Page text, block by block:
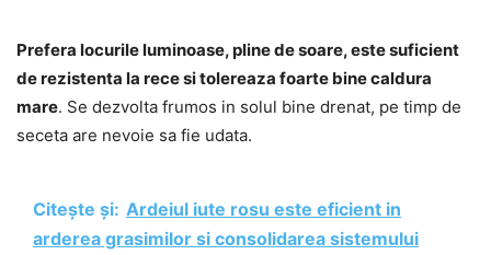
Prefera locurile luminoase, pline de soare, este suficient
de rezistenta la rece si tolereaza foarte bine caldura
mare. Se dezvolta frumos in solul bine drenat, pe timp de
seceta are nevoie sa fie udata.
Citește și: Ardeiul iute rosu este eficient in
arderea grasimilor si consolidarea sistemului